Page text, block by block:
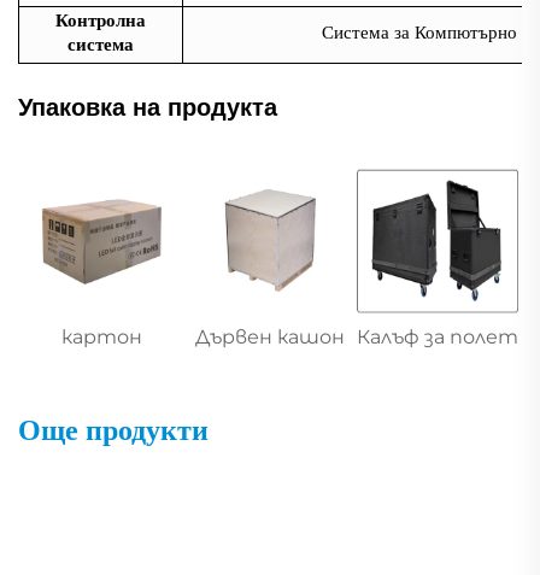
Контролна
система
Система за Компютърно
Упаковка на продукта
картон Дървен кашон Калъф за полет
Още продукти